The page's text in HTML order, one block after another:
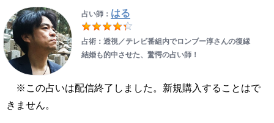
占い師： はる
占術：透視／テレビ番組内でロンブー淳さんの復縁
結婚も的中させた、驚愕の占い師！
※この占いは配信終了しました。新規購入することはで
きません。